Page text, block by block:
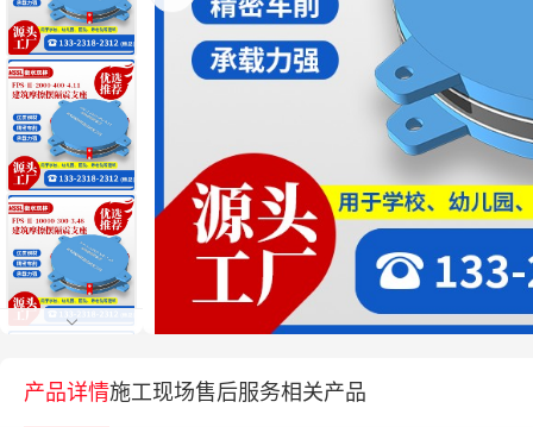
产品详情施工现场售后服务相关产品